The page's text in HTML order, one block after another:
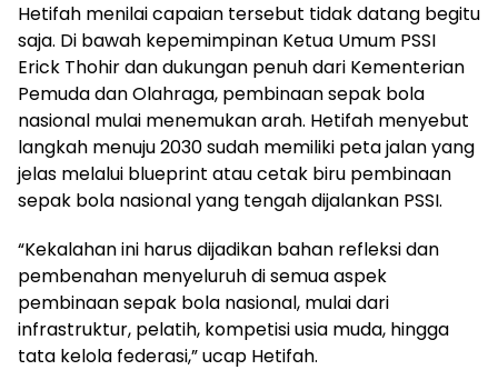
Hetifah menilai capaian tersebut tidak datang begitu
saja. Di bawah kepemimpinan Ketua Umum PSSI
Erick Thohir dan dukungan penuh dari Kementerian
Pemuda dan Olahraga, pembinaan sepak bola
nasional mulai menemukan arah. Hetifah menyebut
langkah menuju 2030 sudah memiliki peta jalan yang
jelas melalui blueprint atau cetak biru pembinaan
sepak bola nasional yang tengah dijalankan PSSI.
“Kekalahan ini harus dijadikan bahan refleksi dan
pembenahan menyeluruh di semua aspek
pembinaan sepak bola nasional, mulai dari
infrastruktur, pelatih, kompetisi usia muda, hingga
tata kelola federasi,” ucap Hetifah.